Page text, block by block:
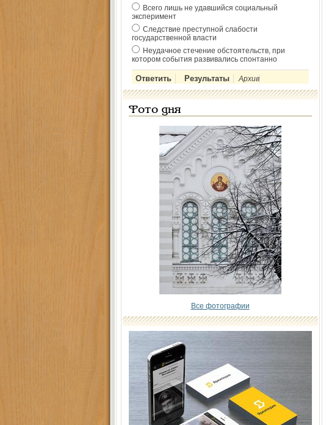
Всего лишь не удавшийся социальный
эксперимент
Следствие преступной слабости
государственной власти
Неудачное стечение обстоятельств, при
котором события развивались спонтанно
Архив
Фото дня
Все фотографии